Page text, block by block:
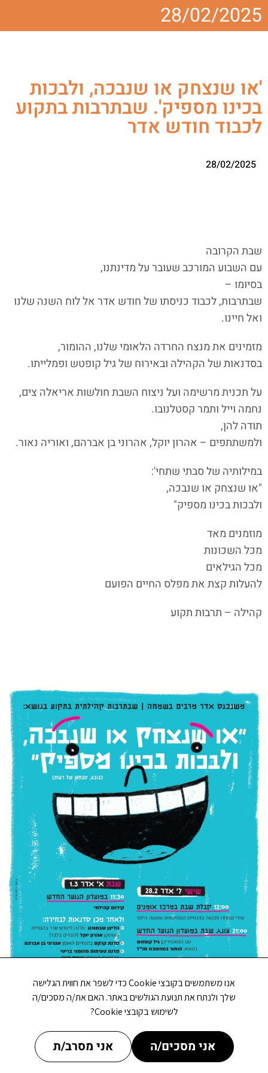
28/02/2025
'או שנצחק או שנבכה, ולבכות
בכינו מספיק'. שבתרבות בתקוע
לכבוד חודש אדר
28/02/2025
שבת הקרובה
עם השבוע המורכב שעובר על מדינתנו,
בסיומו –
שבתרבות, לכבוד כניסתו של חודש אדר אל לוח השנה שלנו
ואל חיינו.
מזמינים את מנצח החרדה הלאומי שלנו, ההומור,
בסדנאות של הקהילה ובאירוח של גיל קופטש ופמלייתו.
על תכנית מרשימה ועל ניצוח השבת חולשות אריאלה צים,
נחמה וייל ותמר קסטלנובו.
תודה להן,
ולמשתתפים – אהרון יוקל, אהרוני בן אברהם, ואוריה נאור.
במילותיה של סבתי שתחי':
"או שנצחק או שנבכה,
ולבכות בכינו מספיק"
מוזמנים מאד
מכל השכונות
מכל הגילאים
להעלות קצת את מפלס החיים הפועם
קהילה – תרבות תקוע
אנו משתמשים בקובצי Cookie כדי לשפר את חווית הגלישה
שלך ולנתח את תנועת הגולשים באתר. האם את/ה מסכים/ה
לשימוש בקובצי Cookie?
אני מסכים/ה אני מסרב/ת